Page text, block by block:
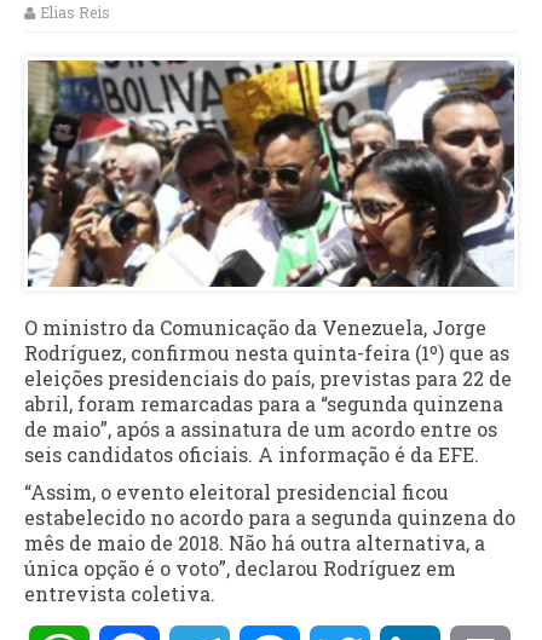
Elias Reis
O ministro da Comunicação da Venezuela, Jorge
Rodríguez, confirmou nesta quinta-feira (1º) que as
eleições presidenciais do país, previstas para 22 de
abril, foram remarcadas para a “segunda quinzena
de maio”, após a assinatura de um acordo entre os
seis candidatos oficiais. A informação é da EFE.
“Assim, o evento eleitoral presidencial ficou
estabelecido no acordo para a segunda quinzena do
mês de maio de 2018. Não há outra alternativa, a
única opção é o voto”, declarou Rodríguez em
entrevista coletiva.